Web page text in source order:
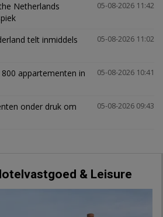
05-08-2026 11:42
Netherlands
05-08-2026 11:02
telt inmiddels
05-08-2026 10:41
appartementen in
05-08-2026 09:43
onder druk om
& Leisure